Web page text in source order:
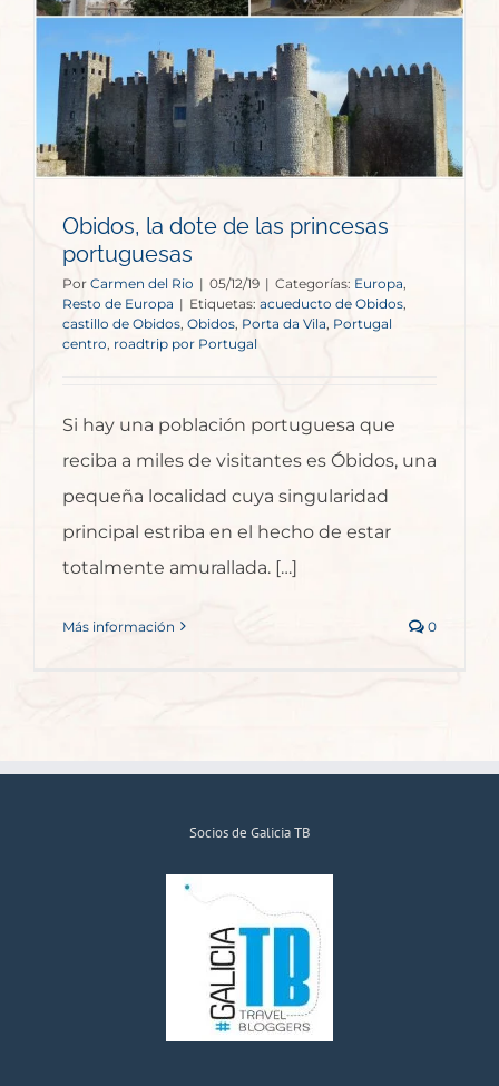
Obidos, la dote de las princesas
portuguesas
Por Carmen del Rio | 05/12/19 | Categorías: Europa,
Resto de Europa | Etiquetas: acueducto de Obidos,
castillo de Obidos, Obidos, Porta da Vila, Portugal
centro, roadtrip por Portugal
Si hay una población portuguesa que
reciba a miles de visitantes es Óbidos, una
pequeña localidad cuya singularidad
principal estriba en el hecho de estar
totalmente amurallada. […]
Más información 0
Socios de Galicia TB